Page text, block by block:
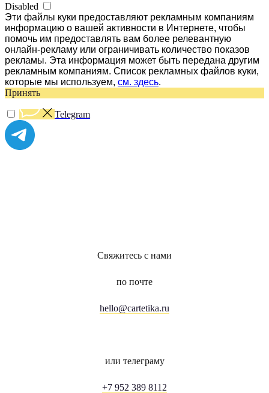
Disabled
Эти файлы куки предоставляют рекламным компаниям
информацию о вашей активности в Интернете, чтобы
помочь им предоставлять вам более релевантную
онлайн-рекламу или ограничивать количество показов
рекламы. Эта информация может быть передана другим
рекламным компаниям. Список рекламных файлов куки,
которые мы используем, см. здесь.
Принять
Telegram
Свяжитесь с нами
по почте
hello@cartetika.ru
или телеграму
+7 952 389 8112